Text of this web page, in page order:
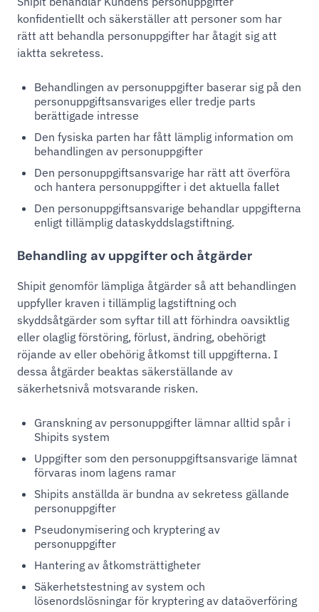
konfidentiellt och säkerställer att personer som har
rätt att behandla personuppgifter har åtagit sig att
iaktta sekretess.
Behandlingen av personuppgifter baserar sig på den
personuppgiftsansvariges eller tredje parts
berättigade intresse
Den fysiska parten har fått lämplig information om
behandlingen av personuppgifter
Den personuppgiftsansvarige har rätt att överföra
och hantera personuppgifter i det aktuella fallet
Den personuppgiftsansvarige behandlar uppgifterna
enligt tillämplig dataskyddslagstiftning.
Behandling av uppgifter och åtgärder
Shipit genomför lämpliga åtgärder så att behandlingen
uppfyller kraven i tillämplig lagstiftning och
skyddsåtgärder som syftar till att förhindra oavsiktlig
eller olaglig förstöring, förlust, ändring, obehörigt
röjande av eller obehörig åtkomst till uppgifterna. I
dessa åtgärder beaktas säkerställande av
säkerhetsnivå motsvarande risken.
Granskning av personuppgifter lämnar alltid spår i
Shipits system
Uppgifter som den personuppgiftsansvarige lämnat
förvaras inom lagens ramar
Shipits anställda är bundna av sekretess gällande
personuppgifter
Pseudonymisering och kryptering av
personuppgifter
Hantering av åtkomsträttigheter
Säkerhetstestning av system och
lösenordslösningar för kryptering av dataöverföring